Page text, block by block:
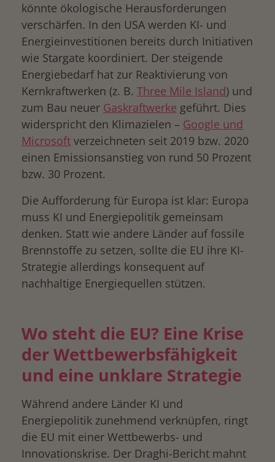
könnte ökologische Herausforderungen
verschärfen. In den USA werden KI- und
Energieinvestitionen bereits durch Initiativen
wie Stargate koordiniert. Der steigende
Energiebedarf hat zur Reaktivierung von
Kernkraftwerken (z. B. Three Mile Island) und
zum Bau neuer Gaskraftwerke geführt. Dies
widerspricht den Klimazielen – Google und
Microsoft verzeichneten seit 2019 bzw. 2020
einen Emissionsanstieg von rund 50 Prozent
bzw. 30 Prozent.
Die Aufforderung für Europa ist klar: Europa
muss KI und Energiepolitik gemeinsam
denken. Statt wie andere Länder auf fossile
Brennstoffe zu setzen, sollte die EU ihre KI-
Strategie allerdings konsequent auf
nachhaltige Energiequellen stützen.
Wo steht die EU? Eine Krise
der Wettbewerbsfähigkeit
und eine unklare Strategie
Während andere Länder KI und
Energiepolitik zunehmend verknüpfen, ringt
die EU mit einer Wettbewerbs- und
Innovationskrise. Der Draghi-Bericht mahnt